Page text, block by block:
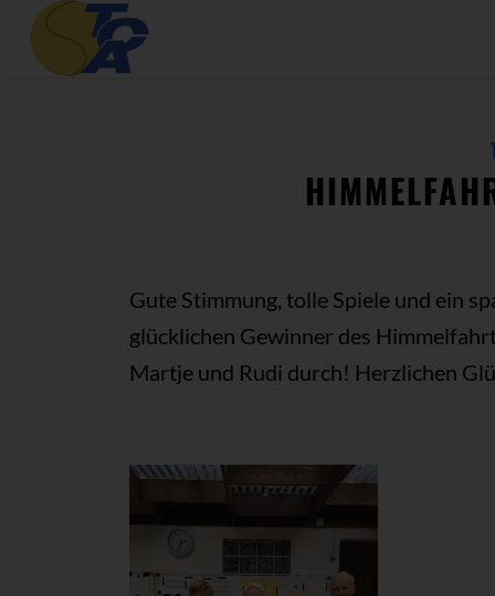
Gute Stimmung, tolle Spiele und ein
glücklichen Gewinner des
Martje und Rudi durch! Herzlichen